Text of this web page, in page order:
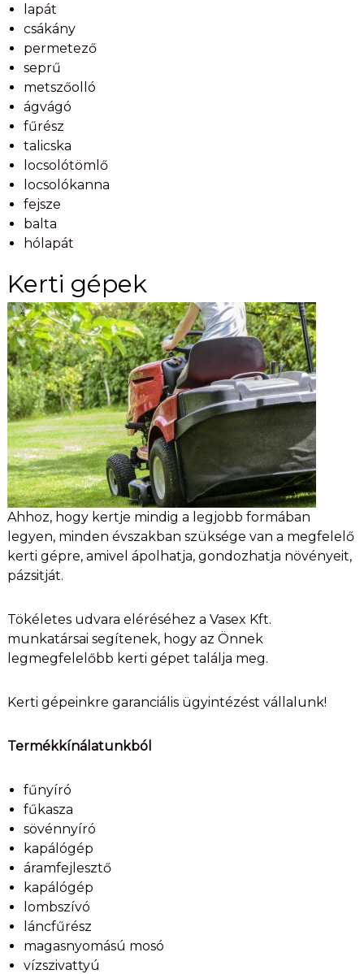
lapát
csákány
permetező
seprű
metszőolló
ágvágó
fűrész
talicska
locsolótömlő
locsolókanna
fejsze
balta
hólapát
Kerti gépek
Ahhoz, hogy kertje mindig a legjobb formában
legyen, minden évszakban szüksége van a megfelelő
kerti gépre, amivel ápolhatja, gondozhatja növényeit,
pázsitját.
Tökéletes udvara eléréséhez a Vasex Kft.
munkatársai segítenek, hogy az Önnek
legmegfelelőbb kerti gépet találja meg.
Kerti gépeinkre garanciális ügyintézést vállalunk!
Termékkínálatunkból
fűnyíró
fűkasza
sövénnyíró
kapálógép
áramfejlesztő
kapálógép
lombszívó
láncfűrész
magasnyomású mosó
vízszivattyú